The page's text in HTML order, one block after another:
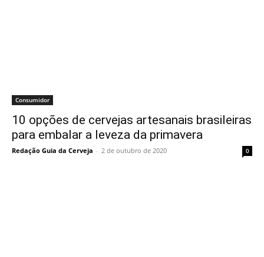
Consumidor
10 opções de cervejas artesanais brasileiras
para embalar a leveza da primavera
Redação Guia da Cerveja - 2 de outubro de 2020 0